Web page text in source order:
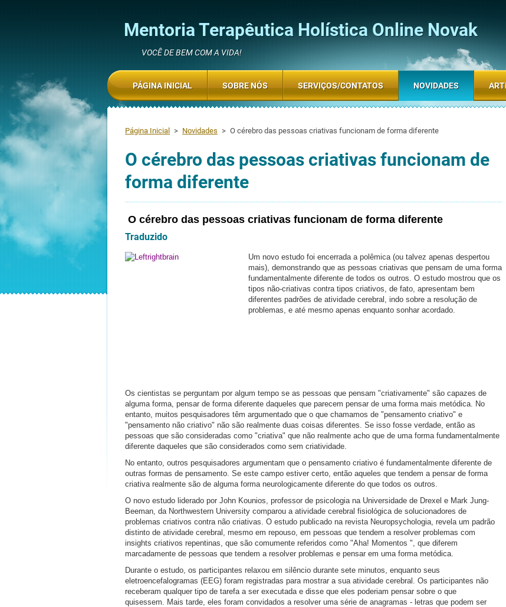
Mentoria Terapêutica Holística Online Novak
VOCÊ DE BEM COM A VIDA!
Página Inicial > Novidades > O cérebro das pessoas criativas funcionam de forma diferente
O cérebro das pessoas criativas funcionam de
forma diferente
O cérebro das pessoas criativas funcionam de forma diferente
Traduzido
Um novo estudo foi encerrada a polêmica (ou talvez apenas despertou
mais), demonstrando que as pessoas criativas que pensam de uma forma
fundamentalmente diferente de todos os outros. O estudo mostrou que os
tipos não-criativas contra tipos criativos, de fato, apresentam bem
diferentes padrões de atividade cerebral, indo sobre a resolução de
problemas, e até mesmo apenas enquanto sonhar acordado.
Os cientistas se perguntam por algum tempo se as pessoas que pensam "criativamente" são capazes de
alguma forma, pensar de forma diferente daqueles que parecem pensar de uma forma mais metódica. No
entanto, muitos pesquisadores têm argumentado que o que chamamos de "pensamento criativo" e
"pensamento não criativo" não são realmente duas coisas diferentes. Se isso fosse verdade, então as
pessoas que são consideradas como "criativa" que não realmente acho que de uma forma fundamentalmente
diferente daqueles que são considerados como sem criatividade.
No entanto, outros pesquisadores argumentam que o pensamento criativo é fundamentalmente diferente de
outras formas de pensamento. Se este campo estiver certo, então aqueles que tendem a pensar de forma
criativa realmente são de alguma forma neurologicamente diferente do que todos os outros.
O novo estudo liderado por John Kounios, professor de psicologia na Universidade de Drexel e Mark Jung-
Beeman, da Northwestern University comparou a atividade cerebral fisiológica de solucionadores de
problemas criativos contra não criativas. O estudo publicado na revista Neuropsychologia, revela um padrão
distinto de atividade cerebral, mesmo em repouso, em pessoas que tendem a resolver problemas com
insights criativos repentinas, que são comumente referidos como "Aha! Momentos ", que diferem
marcadamente de pessoas que tendem a resolver problemas e pensar em uma forma metódica.
Durante o estudo, os participantes relaxou em silêncio durante sete minutos, enquanto seus
eletroencefalogramas (EEG) foram registradas para mostrar a sua atividade cerebral. Os participantes não
receberam qualquer tipo de tarefa a ser executada e disse que eles poderiam pensar sobre o que
quisessem. Mais tarde, eles foram convidados a resolver uma série de anagramas - letras que podem ser
PÁGINA INICIAL SOBRE NÓS SERVIÇOS/CONTATOS NOVIDADES